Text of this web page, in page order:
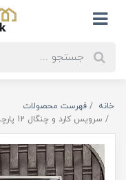
خانه
فهرست محصولات
سرویس کارد و چنگال 12 پارچه سرامیکی گیلدا ( کد کالا : 01111209)